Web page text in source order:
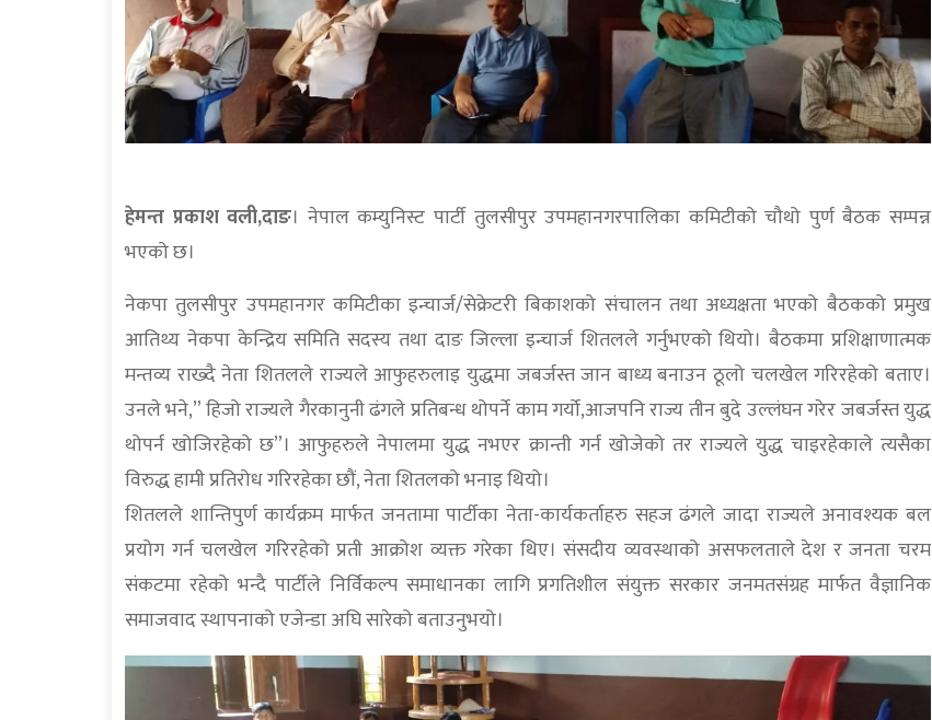
हेमन्त प्रकाश वली,दाङ। नेपाल कम्युनिस्ट पार्टी तुलसीपुर उपमहानगरपालिका कमिटीको चौथो पुर्ण बैठक सम्पन्न
भएको छ।
नेकपा तुलसीपुर उपमहानगर कमिटीका इन्चार्ज/सेक्रेटरी बिकाशको संचालन तथा अध्यक्षता भएको बैठकको प्रमुख
आतिथ्य नेकपा केन्द्रिय समिति सदस्य तथा दाङ जिल्ला इन्चार्ज शितलले गर्नुभएको थियो। बैठकमा प्रशिक्षाणात्मक
मन्तव्य राख्दै नेता शितलले राज्यले आफुहरुलाइ युद्धमा जबर्जस्त जान बाध्य बनाउन ठूलो चलखेल गरिरहेको बताए।
उनले भने,” हिजो राज्यले गैरकानुनी ढंगले प्रतिबन्ध थोपर्ने काम गर्यो,आजपनि राज्य तीन बुदे उल्लंघन गरेर जबर्जस्त युद्ध
थोपर्न खोजिरहेको छ”। आफुहरुले नेपालमा युद्ध नभएर क्रान्ती गर्न खोजेको तर राज्यले युद्ध चाइरहेकाले त्यसैका
विरुद्ध हामी प्रतिरोध गरिरहेका छौं, नेता शितलको भनाइ थियो।
शितलले शान्तिपुर्ण कार्यक्रम मार्फत जनतामा पार्टीका नेता-कार्यकर्ताहरु सहज ढंगले जादा राज्यले अनावश्यक बल
प्रयोग गर्न चलखेल गरिरहेको प्रती आक्रोश व्यक्त गरेका थिए। संसदीय व्यवस्थाको असफलताले देश र जनता चरम
संकटमा रहेको भन्दै पार्टीले निर्विकल्प समाधानका लागि प्रगतिशील संयुक्त सरकार जनमतसंग्रह मार्फत वैज्ञानिक
समाजवाद स्थापनाको एजेन्डा अघि सारेको बताउनुभयो।